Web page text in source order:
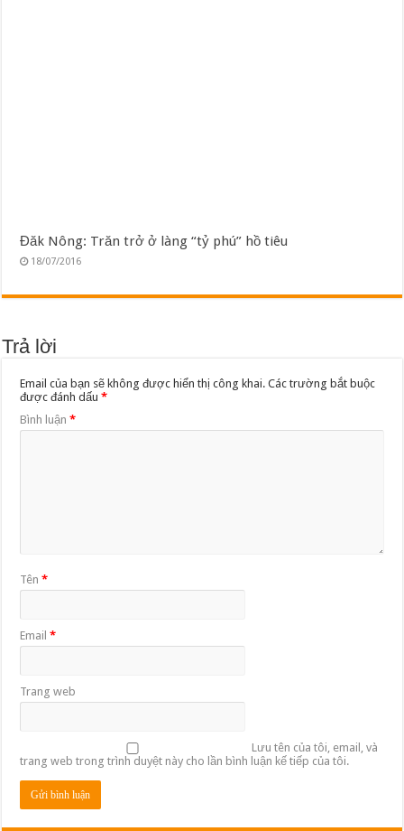
Đăk Nông: Trăn trở ở làng “tỷ phú” hồ tiêu
18/07/2016
Trả lời
Email của bạn sẽ không được hiển thị công khai. Các trường bắt buộc
được đánh dấu*
Bình luận*
Tên*
Email*
Trang web
Lưu tên của tôi, email, và
trang web trong trình duyệt này cho lần bình luận kế tiếp của tôi.